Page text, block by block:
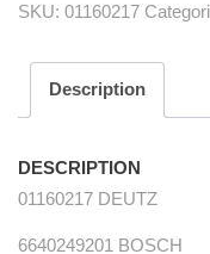
filter
quantity
SKU: 01160217
Description
DESCRIPTION
01160217 DEUTZ
6640249201 BOSCH